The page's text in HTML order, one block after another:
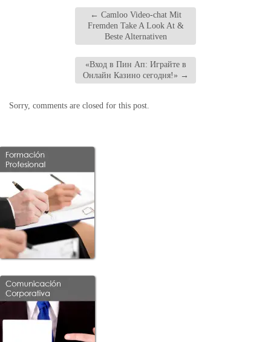
← Camloo Video-chat Mit
Fremden Take A Look At &
Beste Alternativen
«Вход в Пин Ап: Играйте в
Онлайн Казино сегодня!» →
Sorry, comments are closed for this post.